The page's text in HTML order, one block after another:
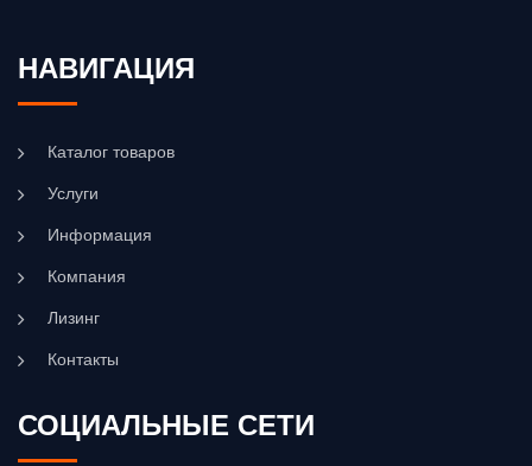
НАВИГАЦИЯ
Каталог товаров
Услуги
Информация
Компания
Лизинг
Контакты
СОЦИАЛЬНЫЕ СЕТИ